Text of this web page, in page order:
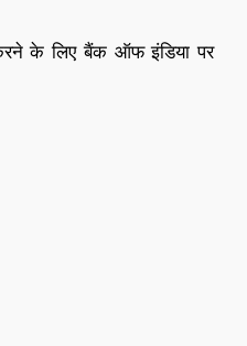
करने के लिए बैंक ऑफ इंडिया पर